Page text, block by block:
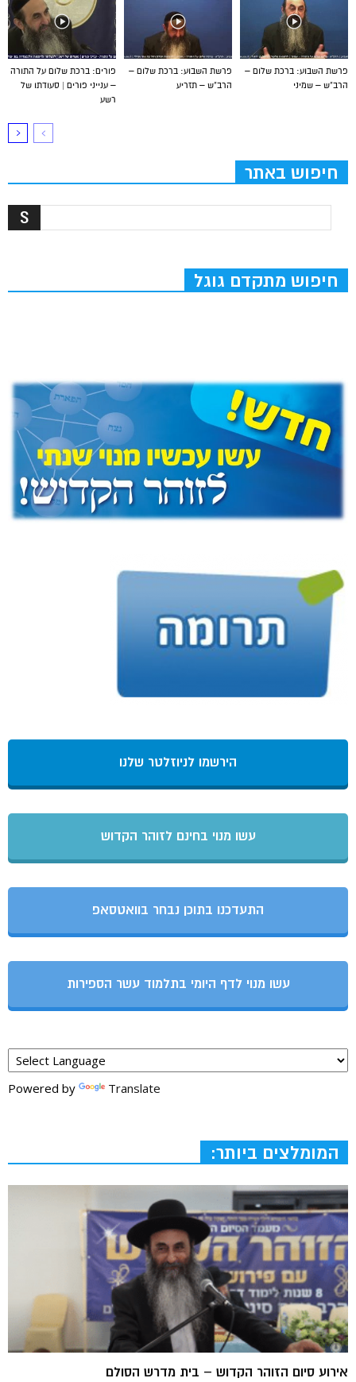
פורים: ברכת שלום על התורה
– ענייני פורים | סעודתו של
רשע
פרשת השבוע: ברכת שלום –
הרב”ש – תזריע
פרשת השבוע: ברכת שלום –
הרב”ש – שמיני
חיפוש באתר
חיפוש מתקדם גוגל
הירשמו לניוזלטר שלנו
עשו מנוי בחינם לזוהר הקדוש
התעדכנו בתוכן נבחר בוואטסאפ
עשו מנוי לדף היומי בתלמוד עשר הספירות
Powered by Translate
המומלצים ביותר:
אירוע סיום הזוהר הקדוש – בית מדרש הסולם